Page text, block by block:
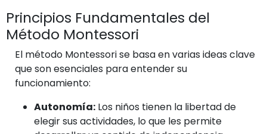
Principios Fundamentales del
Método Montessori
El método Montessori se basa en varias ideas clave
que son esenciales para entender su
funcionamiento:
Autonomía: Los niños tienen la libertad de
elegir sus actividades, lo que les permite